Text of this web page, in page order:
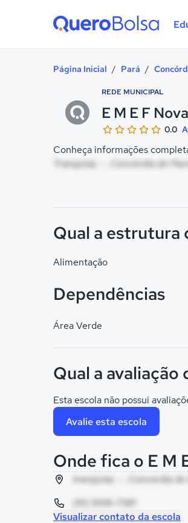
Página Inicial / Pará /
REDE MUNICIPAL
E M E F
0.0
Conheça informações
Transjutai, - , Concórdia do
Qual a estrutura
Alimentação
Dependências
Área Verde
Qual a avaliação
Esta escola não possui
Avalie esta escola
Onde fica o E M
transjutai, - , Concórdia do
(91) 9106-7381
Visualizar contato da escola